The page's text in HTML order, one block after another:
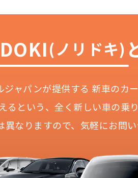
(ノリドキ)
ジャパンが提供する 新車のカ
るという、全く新しい車の乗
なりますので、 気軽にお問
安くご契約いただ
期間だから安心！
々定額料金で安心